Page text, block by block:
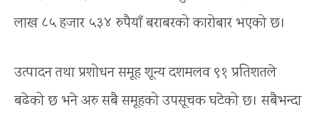
लाख ८५ हजार ५३४ रुपैयाँ बराबरको कारोबार भएको छ।
उत्पादन तथा प्रशोधन समूह शून्य दशमलव ९१ प्रतिशतले
बढेको छ भने अरु सबै समूहको उपसूचक घटेको छ। सबैभन्दा